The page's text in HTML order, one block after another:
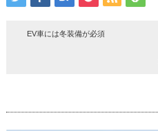
EV車には冬装備が必須